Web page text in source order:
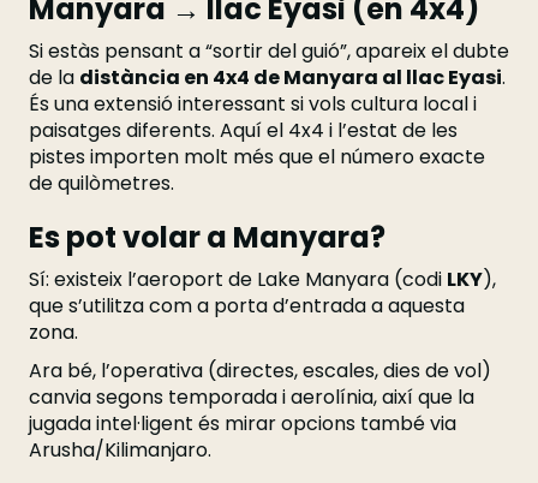
Manyara → llac Eyasi (en 4x4)
Si estàs pensant a “sortir del guió”, apareix el dubte
de la distància en 4x4 de Manyara al llac Eyasi.
És una extensió interessant si vols cultura local i
paisatges diferents. Aquí el 4x4 i l’estat de les
pistes importen molt més que el número exacte
de quilòmetres.
Es pot volar a Manyara?
Sí: existeix l’aeroport de Lake Manyara (codi LKY),
que s’utilitza com a porta d’entrada a aquesta
zona.
Ara bé, l’operativa (directes, escales, dies de vol)
canvia segons temporada i aerolínia, així que la
jugada intel·ligent és mirar opcions també via
Arusha/Kilimanjaro.